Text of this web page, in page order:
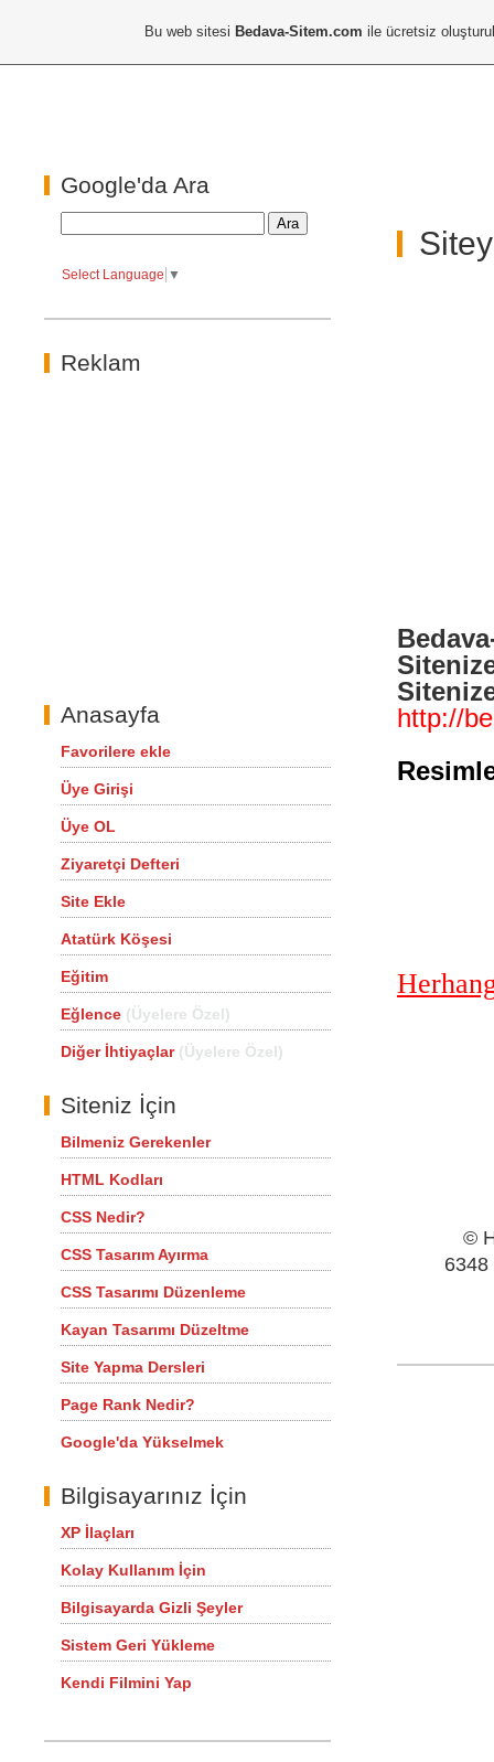
Google'da Ara
Select Language ▼
Reklam
Anasayfa
Favorilere ekle
Üye Girişi
Üye OL
Ziyaretçi Defteri
Site Ekle
Atatürk Köşesi
Eğitim
Eğlence (Üyelere Özel)
Diğer İhtiyaçlar (Üyelere Özel)
Siteniz İçin
Bilmeniz Gerekenler
HTML Kodları
CSS Nedir?
CSS Tasarım Ayırma
CSS Tasarımı Düzenleme
Kayan Tasarımı Düzeltme
Site Yapma Dersleri
Page Rank Nedir?
Google'da Yükselmek
Bilgisayarınız İçin
XP İlaçları
Kolay Kullanım İçin
Bilgisayarda Gizli Şeyler
Sistem Geri Yükleme
Kendi Filmini Yap
http://
©
6348
Bu web sitesi Bedava-Sitem.com ile ücretsiz